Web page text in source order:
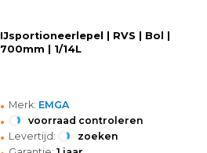
IJsportioneerlepel | RVS | Bol |
700mm | 1/14L
• Merk: EMGA
• voorraad controleren
• Levertijd: zoeken